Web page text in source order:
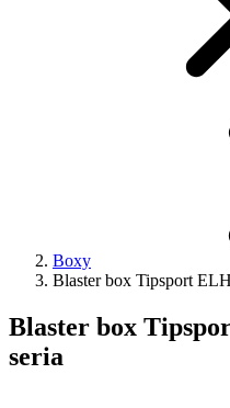
Boxy
Blaster box Tipsport
Blaster box
seria